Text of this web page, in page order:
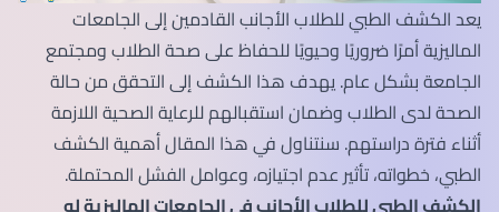
يعد الكشف الطبي للطلاب الأجانب القادمين إلى الجامعات
الماليزية أمرًا ضروريًا وحيويًا للحفاظ على صحة الطلاب ومجتمع
الجامعة بشكل عام. يهدف هذا الكشف إلى التحقق من حالة
الصحة لدى الطلاب وضمان استقبالهم للرعاية الصحية اللازمة
أثناء فترة دراستهم. سنتناول في هذا المقال أهمية الكشف
الطبي، خطواته، تأثير عدم اجتيازه، وعوامل الفشل المحتملة.
الكشف الطبي للطلاب الأجانب في الجامعات الماليزية له